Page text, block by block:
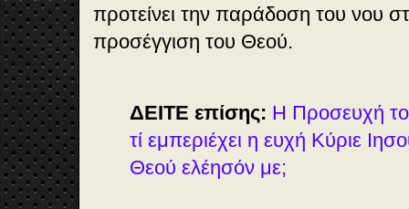
προτείνει την παράδοση του νου
προσέγγιση του Θεού.
ΔΕΙΤΕ επίσης: Η Προσευχή
τί εμπεριέχει η ευχή Κύριε
Θεού ελέησόν με;